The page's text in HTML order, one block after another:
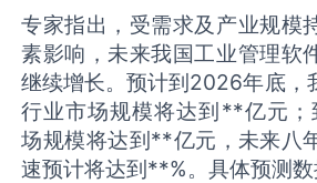
专家指出，受需求及产业规模
素影响，未来我国工业管理软
继续增长。预计到2026年底，
行业市场规模将达到**亿元
场规模将达到**亿元，未来八
速预计将达到**%。具体预测数